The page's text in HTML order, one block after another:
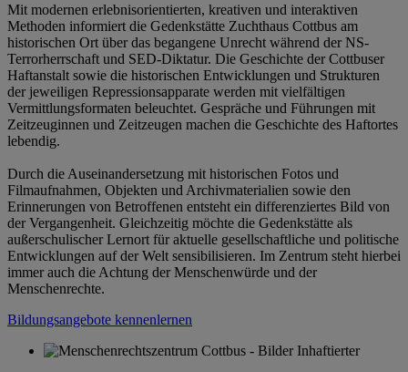
Mit modernen erlebnisorientierten, kreativen und interaktiven
Methoden informiert die Gedenkstätte Zuchthaus Cottbus am
historischen Ort über das begangene Unrecht während der NS-
Terrorherrschaft und SED-Diktatur. Die Geschichte der Cottbuser
Haftanstalt sowie die historischen Entwicklungen und Strukturen
der jeweiligen Repressionsapparate werden mit vielfältigen
Vermittlungsformaten beleuchtet. Gespräche und Führungen mit
Zeitzeuginnen und Zeitzeugen machen die Geschichte des Haftortes
lebendig.
Durch die Auseinandersetzung mit historischen Fotos und
Filmaufnahmen, Objekten und Archivmaterialien sowie den
Erinnerungen von Betroffenen entsteht ein differenziertes Bild von
der Vergangenheit. Gleichzeitig möchte die Gedenkstätte als
außerschulischer Lernort für aktuelle gesellschaftliche und politische
Entwicklungen auf der Welt sensibilisieren. Im Zentrum steht hierbei
immer auch die Achtung der Menschenwürde und der
Menschenrechte.
Bildungsangebote kennenlernen